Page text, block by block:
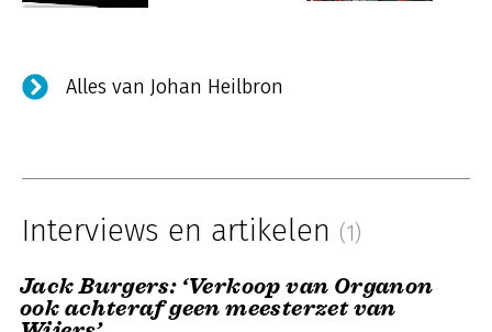
Alles van Johan Heilbron
Interviews en artikelen (1)
Jack Burgers: ‘Verkoop van Organon
ook achteraf geen meesterzet van